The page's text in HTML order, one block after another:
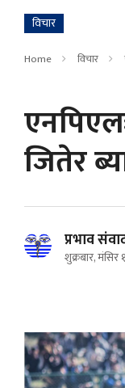
विचार
Home विचार
जितेर
प्रभाव
शुक्रबार, मंसिर